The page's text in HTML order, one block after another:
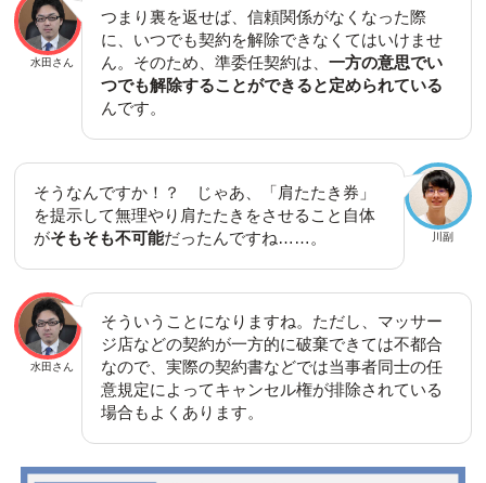
水田さん
つまり裏を返せば、信頼関係がなくなった際
に、いつでも契約を解除できなくてはいけませ
ん。そのため、準委任契約は、一方の意思でい
つでも解除することができると定められている
んです。
川副
そうなんですか！？ じゃあ、「肩たたき券」
を提示して無理やり肩たたきをさせること自体
がそもそも不可能だったんですね……。
水田さん
そういうことになりますね。ただし、マッサー
ジ店などの契約が一方的に破棄できては不都合
なので、実際の契約書などでは当事者同士の任
意規定によってキャンセル権が排除されている
場合もよくあります。